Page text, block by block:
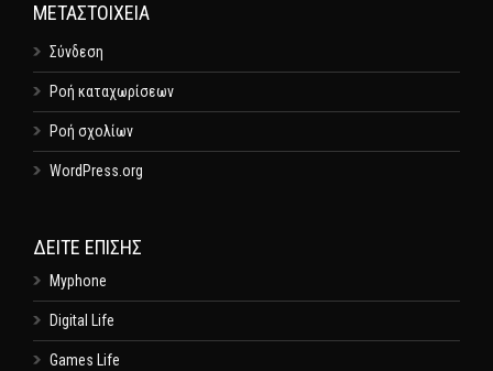
ΜΕΤΑΣΤΟΙΧΕΊΑ
Σύνδεση
Ροή καταχωρίσεων
Ροή σχολίων
WordPress.org
ΔΕΊΤΕ ΕΠΊΣΗΣ
Myphone
Digital Life
Games Life